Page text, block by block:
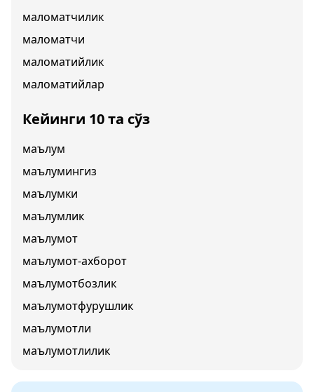
маломатчилик
маломатчи
маломатийлик
маломатийлар
Кейинги 10 та сўз
маълум
маълумингиз
маълумки
маълумлик
маълумот
маълумот-ахборот
маълумотбозлик
маълумотфурушлик
маълумотли
маълумотлилик